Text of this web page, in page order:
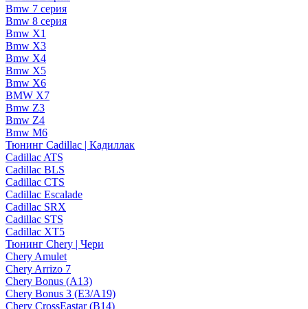
Bmw 7 серия
Bmw 8 серия
Bmw X1
Bmw X3
Bmw X4
Bmw X5
Bmw X6
BMW X7
Bmw Z3
Bmw Z4
Bmw М6
Тюнинг Cadillac | Кадиллак
Cadillac ATS
Cadillac BLS
Cadillac CTS
Cadillac Escalade
Cadillac SRX
Cadillac STS
Cadillac XT5
Тюнинг Chery | Чери
Chery Amulet
Chery Arrizo 7
Chery Bonus (A13)
Chery Bonus 3 (E3/A19)
Chery CrossEastar (B14)